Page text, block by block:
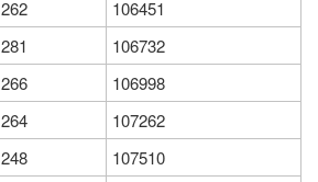
262
106451
281
106732
266
106998
264
107262
248
107510